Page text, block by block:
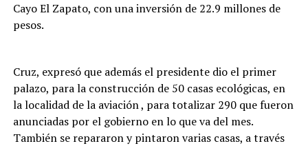
Cayo El Zapato, con una inversión de 22.9 millones de
pesos.
Cruz, expresó que además el presidente dio el primer
palazo, para la construcción de 50 casas ecológicas, en
la localidad de la aviación , para totalizar 290 que fueron
anunciadas por el gobierno en lo que va del mes.
También se repararon y pintaron varias casas, a través